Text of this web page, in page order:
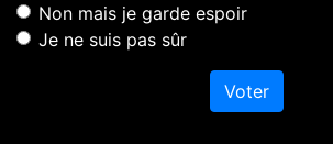
Non mais je garde espoir
Je ne suis pas sûr
Voter